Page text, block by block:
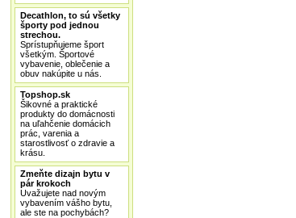
Decathlon, to sú všetky
športy pod jednou
strechou.
Sprístupňujeme šport
všetkým. Športové
vybavenie, oblečenie a
obuv nakúpite u nás.
Topshop.sk
Šikovné a praktické
produkty do domácnosti
na uľahčenie domácich
prác, varenia a
starostlivosť o zdravie a
krásu.
Zmeňte dizajn bytu v
pár krokoch
Uvažujete nad novým
vybavením vášho bytu,
ale ste na pochybách?